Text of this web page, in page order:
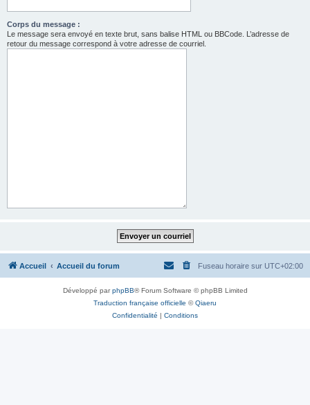
Corps du message :
Le message sera envoyé en texte brut, sans balise HTML ou BBCode. L’adresse de
retour du message correspond à votre adresse de courriel.
Accueil Accueil du forum Fuseau horaire sur UTC+02:00
Développé parphpBB® Forum Software © phpBB Limited
Traduction française officielle ©Qiaeru
Confidentialité | Conditions